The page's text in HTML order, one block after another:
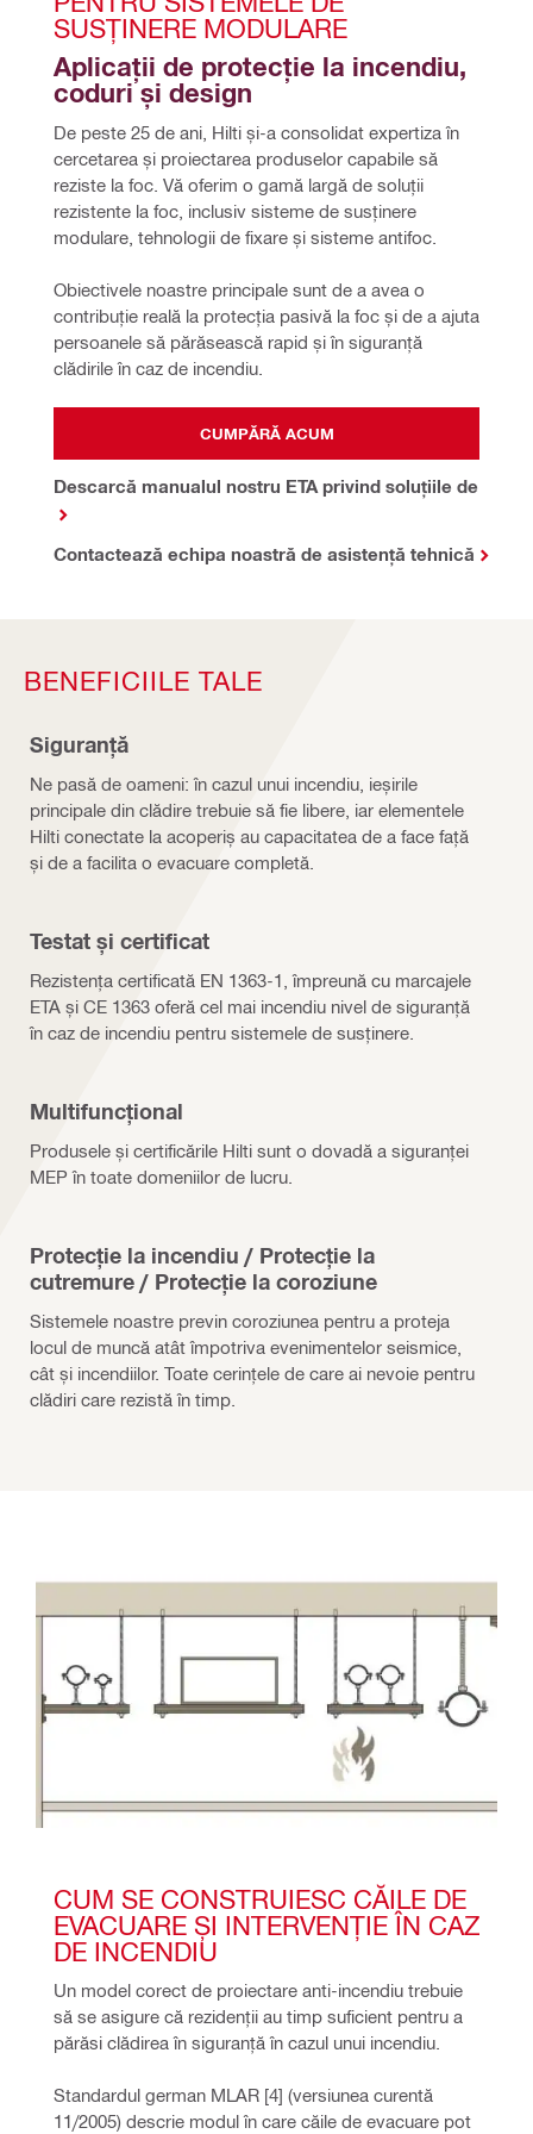
SUSȚINERE MODULARE
Aplicații de protecție la incendiu,
coduri și design
De peste 25 de ani, Hilti și-a consolidat expertiza în
cercetarea și proiectarea produselor capabile să
reziste la foc. Vă oferim o gamă largă de soluții
rezistente la foc, inclusiv sisteme de susținere
modulare, tehnologii de fixare și sisteme antifoc.
Obiectivele noastre principale sunt de a avea o
contribuție reală la protecția pasivă la foc și de a ajuta
persoanele să părăsească rapid și în siguranță
clădirile în caz de incendiu.
CUMPĂRĂ ACUM
Descarcă manualul nostru ETA privind soluțiile de
Contactează echipa noastră de asistență tehnică
BENEFICIILE TALE
Siguranță
Ne pasă de oameni: în cazul unui incendiu, ieșirile
principale din clădire trebuie să fie libere, iar elementele
Hilti conectate la acoperiș au capacitatea de a face față
și de a facilita o evacuare completă.
Testat și certificat
Rezistența certificată EN 1363-1, împreună cu marcajele
ETA și CE 1363 oferă cel mai incendiu nivel de siguranță
în caz de incendiu pentru sistemele de susținere.
Multifuncțional
Produsele și certificările Hilti sunt o dovadă a siguranței
MEP în toate domeniilor de lucru.
Protecție la incendiu / Protecție la
cutremure / Protecție la coroziune
Sistemele noastre previn coroziunea pentru a proteja
locul de muncă atât împotriva evenimentelor seismice,
cât și incendiilor. Toate cerințele de care ai nevoie pentru
clădiri care rezistă în timp.
CUM SE CONSTRUIESC CĂILE DE
EVACUARE ȘI INTERVENȚIE ÎN CAZ
DE INCENDIU
Un model corect de proiectare anti-incendiu trebuie
să se asigure că rezidenții au timp suficient pentru a
părăsi clădirea în siguranță în cazul unui incendiu.
Standardul german MLAR [4] (versiunea curentă
11/2005) descrie modul în care căile de evacuare pot